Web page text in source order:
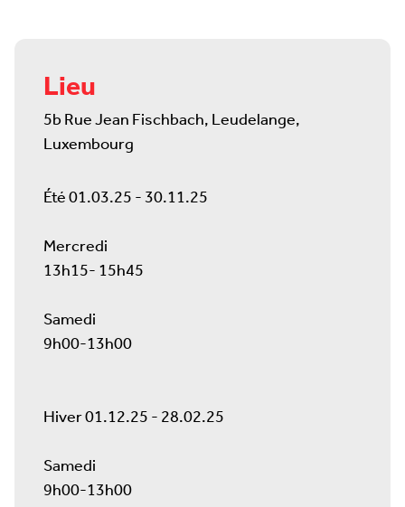
Lieu
5b Rue Jean Fischbach, Leudelange,
Luxembourg
Été 01.03.25 - 30.11.25
Mercredi
13h15- 15h45
Samedi
9h00-13h00
Hiver 01.12.25 - 28.02.25
Samedi
9h00-13h00